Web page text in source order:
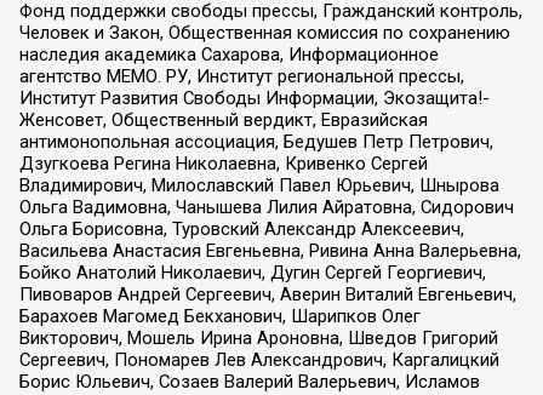
Фонд поддержки свободы прессы, Гражданский контроль,
Человек и Закон, Общественная комиссия по сохранению
наследия академика Сахарова, Информационное
агентство МЕМО. РУ, Институт региональной прессы,
Институт Развития Свободы Информации, Экозащита!-
Женсовет, Общественный вердикт, Евразийская
антимонопольная ассоциация, Бедушев Петр Петрович,
Дзугкоева Регина Николаевна, Кривенко Сергей
Владимирович, Милославский Павел Юрьевич, Шнырова
Ольга Вадимовна, Чанышева Лилия Айратовна, Сидорович
Ольга Борисовна, Туровский Александр Алексеевич,
Васильева Анастасия Евгеньевна, Ривина Анна Валерьевна,
Бойко Анатолий Николаевич, Дугин Сергей Георгиевич,
Пивоваров Андрей Сергеевич, Аверин Виталий Евгеньевич,
Барахоев Магомед Бекханович, Шарипков Олег
Викторович, Мошель Ирина Ароновна, Шведов Григорий
Сергеевич, Пономарев Лев Александрович, Каргалицкий
Борис Юльевич, Созаев Валерий Валерьевич, Исламов